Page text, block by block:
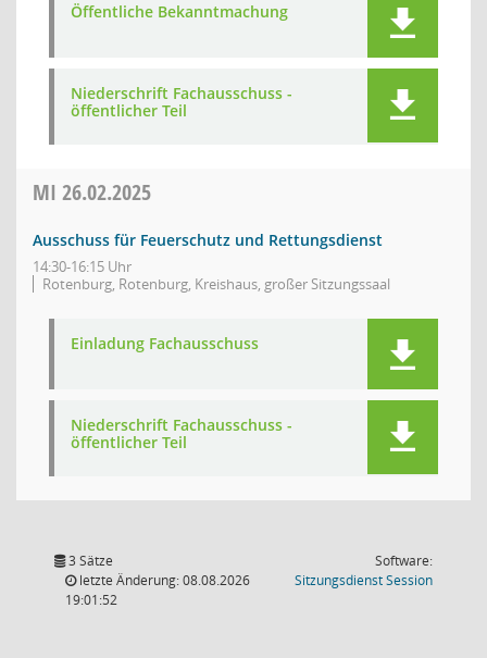
Öffentliche Bekanntmachung
Niederschrift Fachausschuss -
öffentlicher Teil
MI 26.02.2025
Ausschuss für Feuerschutz und Rettungsdienst
14:30-16:15 Uhr
Rotenburg, Rotenburg, Kreishaus, großer Sitzungssaal
Einladung Fachausschuss
Niederschrift Fachausschuss -
öffentlicher Teil
3 Sätze
letzte Änderung: 08.08.2026
19:01:52
Software:
SitzungsdienstSession(Wird in